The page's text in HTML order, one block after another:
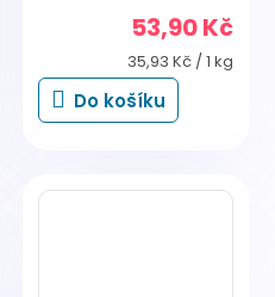
53,90 Kč
Měrná
cena:
35,93 Kč / 1 kg
Do košíku